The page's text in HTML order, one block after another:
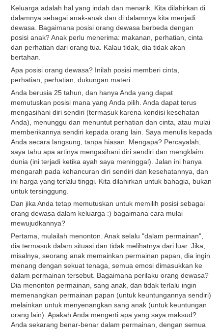
Keluarga adalah hal yang indah dan menarik. Kita dilahirkan di
dalamnya sebagai anak-anak dan di dalamnya kita menjadi
dewasa. Bagaimana posisi orang dewasa berbeda dengan
posisi anak? Anak perlu menerima: makanan, perhatian, cinta
dan perhatian dari orang tua. Kalau tidak, dia tidak akan
bertahan.
Apa posisi orang dewasa? Inilah posisi memberi cinta,
perhatian, perhatian, dukungan materi.
Anda berusia 25 tahun, dan hanya Anda yang dapat
memutuskan posisi mana yang Anda pilih. Anda dapat terus
mengasihani diri sendiri (termasuk karena kondisi kesehatan
Anda), menunggu dan menuntut perhatian dan cinta, atau mulai
memberikannya sendiri kepada orang lain. Saya menulis kepada
Anda secara langsung, tanpa hiasan. Mengapa? Percayalah,
saya tahu apa artinya mengasihani diri sendiri dan mengklaim
dunia (ini terjadi ketika ayah saya meninggal). Jalan ini hanya
mengarah pada kehancuran diri sendiri dan kesehatannya, dan
ini harga yang terlalu tinggi. Kita dilahirkan untuk bahagia, bukan
untuk tersinggung.
Dan jika Anda tetap memutuskan untuk memilih posisi sebagai
orang dewasa dalam keluarga :) bagaimana cara mulai
mewujudkannya?
Pertama, mulailah menonton. Anak selalu "dalam permainan",
dia termasuk dalam situasi dan tidak melihatnya dari luar. Jika,
misalnya, seorang anak memainkan permainan papan, dia ingin
menang dengan sekuat tenaga, semua emosi dimasukkan ke
dalam permainan tersebut. Bagaimana perilaku orang dewasa?
Dia menonton permainan, sang anak, dan tidak terlalu ingin
memenangkan permainan papan (untuk keuntungannya sendiri)
melainkan untuk menyenangkan sang anak (untuk keuntungan
orang lain). Apakah Anda mengerti apa yang saya maksud?
Anda sekarang benar-benar dalam permainan, dengan semua